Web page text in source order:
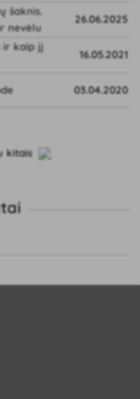
šaknis.
nevėlu
26.06.2025
ir kaip jį
16.05.2021
03.04.2020
kitais